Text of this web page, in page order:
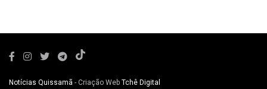
Notícias Quissamã - Criação Web Tchê Digital